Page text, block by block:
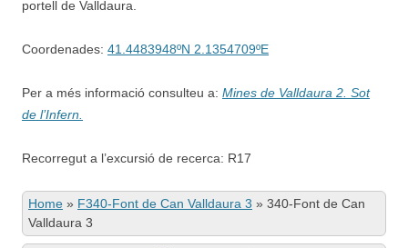
portell de Valldaura.
Coordenades: 41.4483948ºN 2.1354709ºE
Per a més informació consulteu a: Mines de Valldaura 2. Sot
de l’Infern.
Recorregut a l’excursió de recerca: R17
Home » F340-Font de Can Valldaura 3 » 340-Font de Can
Valldaura 3